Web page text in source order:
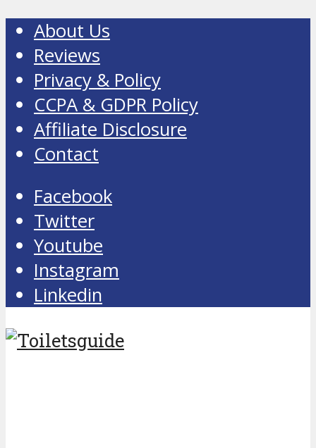
About Us
Reviews
Privacy & Policy
CCPA & GDPR Policy
Affiliate Disclosure
Contact
Facebook
Twitter
Youtube
Instagram
Linkedin